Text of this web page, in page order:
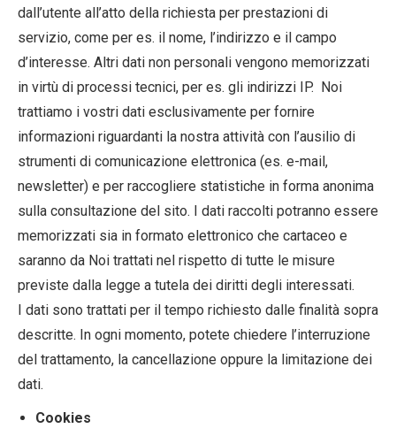
dall’utente all’atto della richiesta per prestazioni di
servizio, come per es. il nome, l’indirizzo e il campo
d’interesse. Altri dati non personali vengono memorizzati
in virtù di processi tecnici, per es. gli indirizzi IP. Noi
trattiamo i vostri dati esclusivamente per fornire
informazioni riguardanti la nostra attività con l’ausilio di
strumenti di comunicazione elettronica (es. e-mail,
newsletter) e per raccogliere statistiche in forma anonima
sulla consultazione del sito. I dati raccolti potranno essere
memorizzati sia in formato elettronico che cartaceo e
saranno da Noi trattati nel rispetto di tutte le misure
previste dalla legge a tutela dei diritti degli interessati.
I dati sono trattati per il tempo richiesto dalle finalità sopra
descritte. In ogni momento, potete chiedere l’interruzione
del trattamento, la cancellazione oppure la limitazione dei
dati.
Cookies